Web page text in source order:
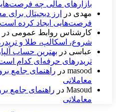
بازارهای مالی چه
مهدی در
ارز دیجیتال برای
فرصت‌هایی ایجاد کرده
کارشناس روابط عمومی در
شروع، اسکالپ، طلا و
عباسی در بهترین حساب
تریدرهای حرفه‌ای کدام
masood در راهنمای جامع
معاملاتی
Masoud در راهنمای جامع
معاملاتی